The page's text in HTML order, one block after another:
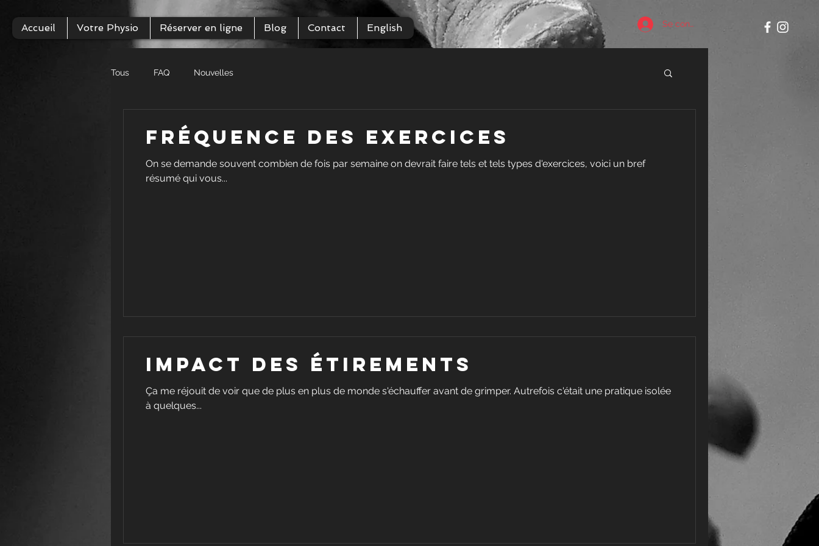
Accueil Votre Physio Réserver en ligne Blog Contact English Se connecter
Tous FAQ Nouvelles
Fréquence des exercices
On se demande souvent combien de fois par semaine on devrait faire tels et tels types d'exercices, voici un bref
résumé qui vous...
Impact des étirements
Ça me réjouit de voir que de plus en plus de monde s'échauffer avant de grimper. Autrefois c'était une pratique isolée
à quelques...